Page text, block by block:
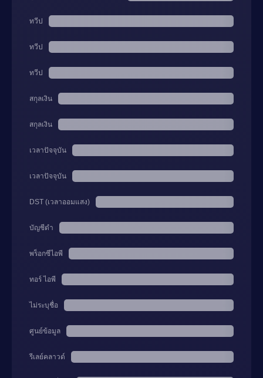
ทวีป
ทวีป
ทวีป
สกุลเงิน
สกุลเงิน
เวลาปัจจุบัน
เวลาปัจจุบัน
DST (เวลาออมแสง)
บัญชีดำ
พร็อกซีไอพี
ทอร์ ไอพี
ไม่ระบุชื่อ
ศูนย์ข้อมูล
รีเลย์คลาวด์